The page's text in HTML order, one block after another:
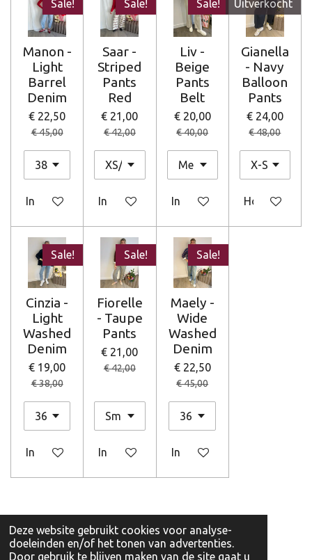
Deze website gebruikt cookies voor analyse-
doeleinden en/of het tonen van advertenties.
Door gebruik te blijven maken van de site gaat u
Sale!
Manon -
Light
Barrel
Denim
€ 22,50
€ 45,00
In winkelwagen
Sale!
Saar -
Striped
Pants
Red
€ 21,00
€ 42,00
In winkelwagen
Sale!
Liv -
Beige
Pants
Belt
€ 20,00
€ 40,00
In winkelwagen
Uitverkocht
Gianella
- Navy
Balloon
Pants
€ 24,00
€ 48,00
Houd mij op
Sale!
Cinzia -
Light
Washed
Denim
€ 19,00
€ 38,00
In winkelwagen
Sale!
Fiorelle
- Taupe
Pants
€ 21,00
€ 42,00
In winkelwagen
Sale!
Maely -
Wide
Washed
Denim
€ 22,50
€ 45,00
In winkelwagen
© 2026 JuJu Fashion Izegem